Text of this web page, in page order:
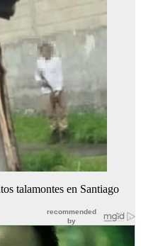
talamontes en Santiago